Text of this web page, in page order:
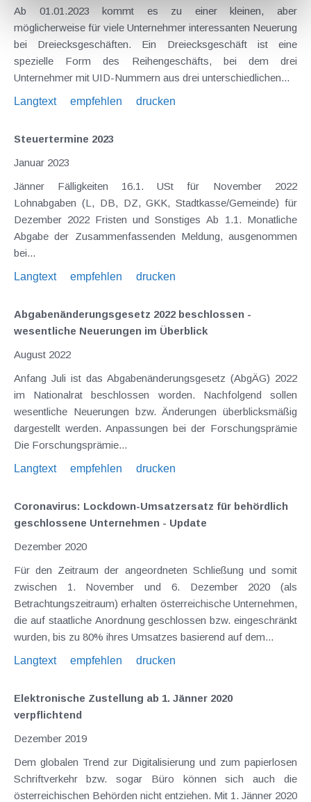
Ab 01.01.2023 kommt es zu einer kleinen, aber
möglicherweise für viele Unternehmer interessanten Neuerung
bei Dreiecksgeschäften. Ein Dreiecksgeschäft ist eine
spezielle Form des Reihengeschäfts, bei dem drei
Unternehmer mit UID-Nummern aus drei unterschiedlichen...
Langtext
empfehlen drucken
Steuertermine 2023
Januar 2023
Jänner Fälligkeiten 16.1. USt für November 2022
Lohnabgaben (L, DB, DZ, GKK, Stadtkasse/Gemeinde) für
Dezember 2022 Fristen und Sonstiges Ab 1.1. Monatliche
Abgabe der Zusammenfassenden Meldung, ausgenommen
bei...
Langtext
empfehlen drucken
Abgabenänderungsgesetz 2022 beschlossen -
wesentliche Neuerungen im Überblick
August 2022
Anfang Juli ist das Abgabenänderungsgesetz (AbgÄG) 2022
im Nationalrat beschlossen worden. Nachfolgend sollen
wesentliche Neuerungen bzw. Änderungen überblicksmäßig
dargestellt werden. Anpassungen bei der Forschungsprämie
Die Forschungsprämie...
Langtext
empfehlen drucken
Coronavirus: Lockdown-Umsatzersatz für behördlich
geschlossene Unternehmen - Update
Dezember 2020
Für den Zeitraum der angeordneten Schließung und somit
zwischen 1. November und 6. Dezember 2020 (als
Betrachtungszeitraum) erhalten österreichische Unternehmen,
die auf staatliche Anordnung geschlossen bzw. eingeschränkt
wurden, bis zu 80% ihres Umsatzes basierend auf dem...
Langtext
empfehlen drucken
Elektronische Zustellung ab 1. Jänner 2020
verpflichtend
Dezember 2019
Dem globalen Trend zur Digitalisierung und zum papierlosen
Schriftverkehr bzw. sogar Büro können sich auch die
österreichischen Behörden nicht entziehen. Mit 1. Jänner 2020